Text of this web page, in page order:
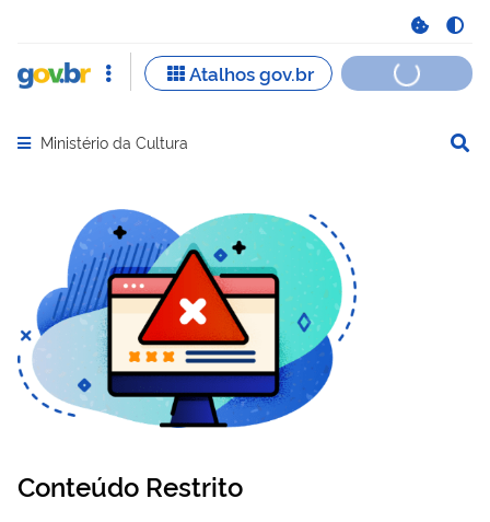
Abrir menu principal de navegação
Ministério da Cultura
Conteúdo Restrito